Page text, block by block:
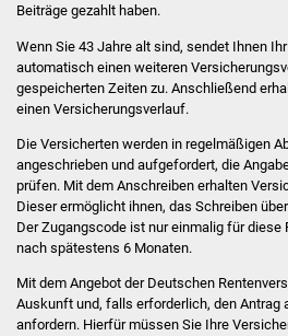
Beiträge gezahlt haben.
Wenn Sie 43 Jahre alt sind, sendet Ihnen
automatisch einen weiteren
gespeicherten Zeiten zu. Anschließend
einen Versicherungsverlauf.
Die Versicherten werden in regelmäßigen
angeschrieben und aufgefordert, die
prüfen. Mit dem Anschreiben erhalten
Dieser ermöglicht ihnen, das Schreiben
Der Zugangscode ist nur einmalig für
nach spätestens 6 Monaten.
Mit dem Angebot der Deutschen
Auskunft und, falls erforderlich, den Antrag
anfordern. Hierfür müssen Sie Ihre